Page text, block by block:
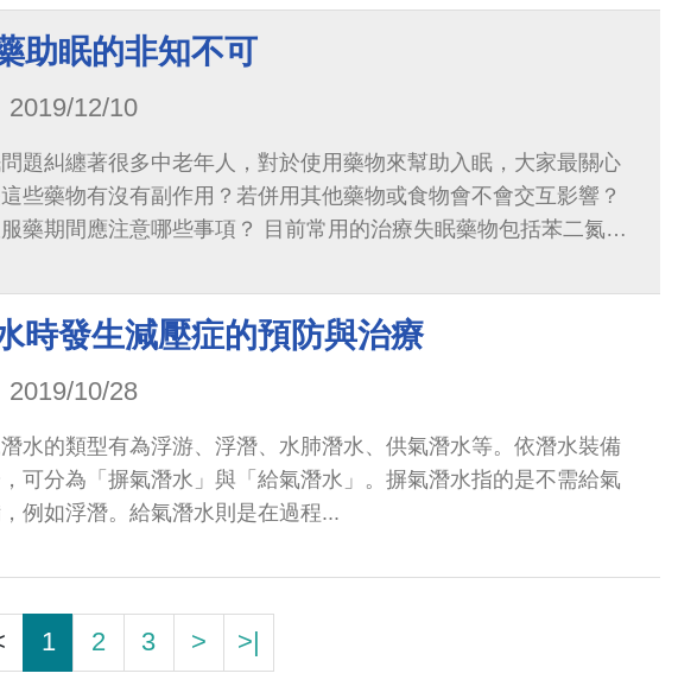
助眠的非知不可
2019/12/10
題糾纏著很多中老年人，對於使用藥物來幫助入眠，大家最關心
些藥物有沒有副作用？若併用其他藥物或食物會不會交互影響？
間應注意哪些事項？ 目前常用的治療失眠藥物包括苯二氮平
鬱藥物、非典型性精神治療藥物、褪黑激素致效劑...
時發生減壓症的預防與治療
2019/10/28
水的類型有為浮游、浮潛、水肺潛水、供氣潛水等。依潛水裝備
，可分為「摒氣潛水」與「給氣潛水」。摒氣潛水指的是不需給氣
例如浮潛。給氣潛水則是在過程...
1 2 3 > >|